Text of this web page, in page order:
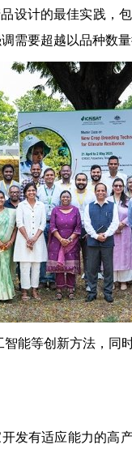
设计的最佳实践，
需要超越以品种数量
能等创新方法，同
发有适应能力的高